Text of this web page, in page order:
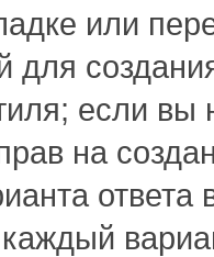
или
для
если
на
ответа